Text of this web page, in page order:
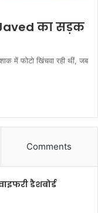
का सड़क
में फोटो खिंचवा रही थीं, जब
Comments
डैशबोर्ड